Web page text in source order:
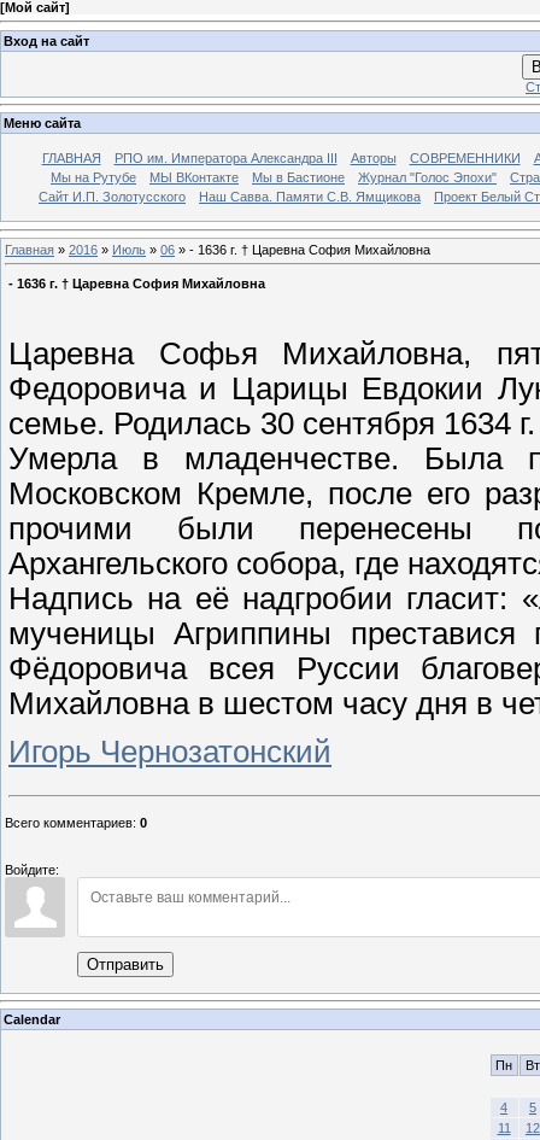
[Мой сайт]
Вход на сайт
Меню сайта
ГЛАВНАЯ РПО им. Императора Александра III Авторы СОВРЕМЕННИКИ
Мы на Рутубе
МЫ ВКонтакте Мы в Бастионе Журнал "Голос Эпохи"
Сайт И.П. Золотусского
Наш Савва. Памяти С.В. Ямщикова Проект Белый
Главная » 2016 » Июль » 06 » - 1636 г. † Царевна София Михайловна
- 1636 г. † Царевна София Михайловна
Царевна Софья Михайловна,
Федоровича и Царицы Евдокии
семье. Родилась 30 сентября 1634 г.
Умерла в младенчестве. Была
Московском Кремле, после его
прочими были перенесены
Архангельского собора, где
Надпись на её надгробии
мученицы Агриппины преставися
Фёдоровича всея Руссии
Михайловна в шестом часу дня в
Игорь Чернозатонский
Всего комментариев: 0
Войдите:
Отправить
Calendar
Пн Вт
4
5
11
12